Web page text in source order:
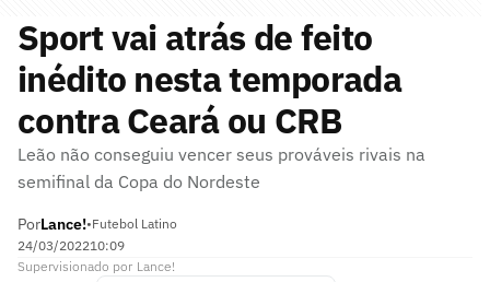
Sport vai atrás de feito
inédito nesta temporada
contra Ceará ou CRB
Leão não conseguiu vencer seus prováveis rivais na
semifinal da Copa do Nordeste
PorLance!•Futebol Latino
24/03/202210:09
Supervisionado por Lance!